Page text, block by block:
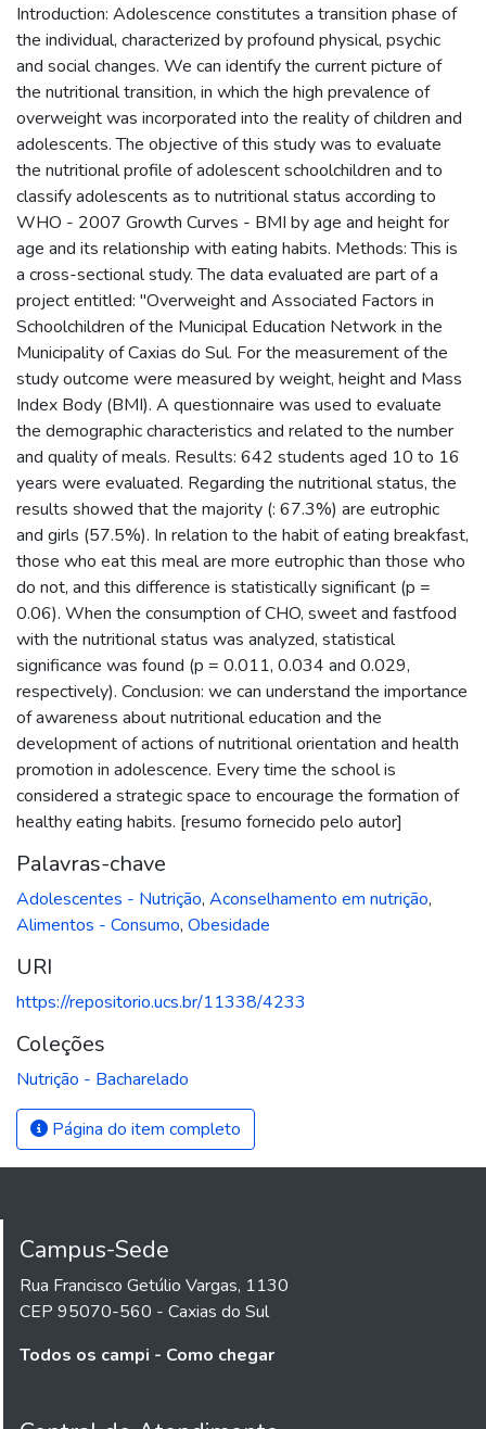
Introduction: Adolescence constitutes a transition phase of
the individual, characterized by profound physical, psychic
and social changes. We can identify the current picture of
the nutritional transition, in which the high prevalence of
overweight was incorporated into the reality of children and
adolescents. The objective of this study was to evaluate
the nutritional profile of adolescent schoolchildren and to
classify adolescents as to nutritional status according to
WHO - 2007 Growth Curves - BMI by age and height for
age and its relationship with eating habits. Methods: This is
a cross-sectional study. The data evaluated are part of a
project entitled: "Overweight and Associated Factors in
Schoolchildren of the Municipal Education Network in the
Municipality of Caxias do Sul. For the measurement of the
study outcome were measured by weight, height and Mass
Index Body (BMI). A questionnaire was used to evaluate
the demographic characteristics and related to the number
and quality of meals. Results: 642 students aged 10 to 16
years were evaluated. Regarding the nutritional status, the
results showed that the majority (: 67.3%) are eutrophic
and girls (57.5%). In relation to the habit of eating breakfast,
those who eat this meal are more eutrophic than those who
do not, and this difference is statistically significant (p =
0.06). When the consumption of CHO, sweet and fastfood
with the nutritional status was analyzed, statistical
significance was found (p = 0.011, 0.034 and 0.029,
respectively). Conclusion: we can understand the importance
of awareness about nutritional education and the
development of actions of nutritional orientation and health
promotion in adolescence. Every time the school is
considered a strategic space to encourage the formation of
healthy eating habits. [resumo fornecido pelo autor]
Palavras-chave
Adolescentes - Nutrição, Aconselhamento em nutrição,
Alimentos - Consumo, Obesidade
URI
https://repositorio.ucs.br/11338/4233
Coleções
Nutrição - Bacharelado
Página do item completo
Campus-Sede
Rua Francisco Getúlio Vargas, 1130
CEP 95070-560 - Caxias do Sul
Todos os campi - Como chegar